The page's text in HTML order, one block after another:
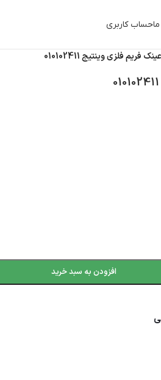
حساب کاربری
فریم فلزی وینتیج 010102411
افزودن به سبد خرید